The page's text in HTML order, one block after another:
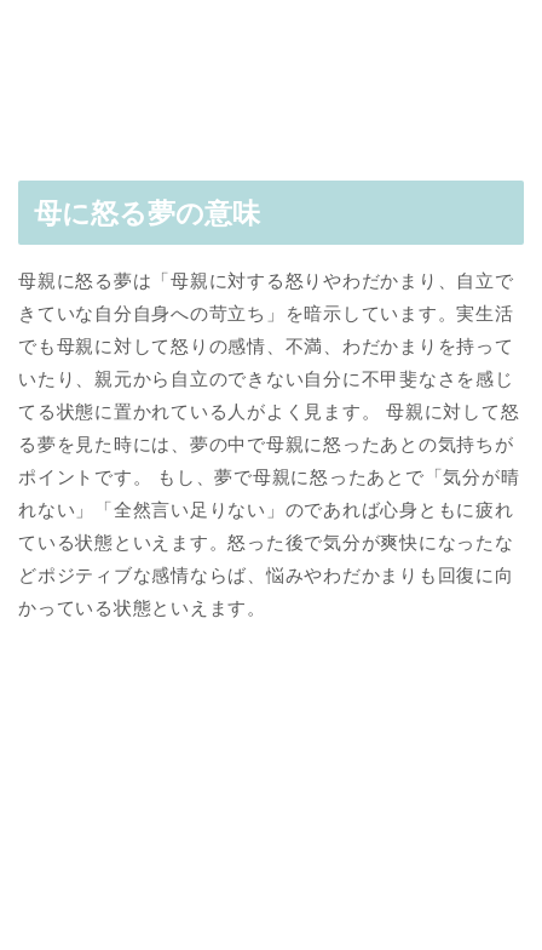
母に怒る夢の意味
母親に怒る夢は「母親に対する怒りやわだかまり、自立で
きていな自分自身への苛立ち」を暗示しています。実生活
でも母親に対して怒りの感情、不満、わだかまりを持って
いたり、親元から自立のできない自分に不甲斐なさを感じ
てる状態に置かれている人がよく見ます。 母親に対して怒
る夢を見た時には、夢の中で母親に怒ったあとの気持ちが
ポイントです。 もし、夢で母親に怒ったあとで「気分が晴
れない」「全然言い足りない」のであれば心身ともに疲れ
ている状態といえます。怒った後で気分が爽快になったな
どポジティブな感情ならば、悩みやわだかまりも回復に向
かっている状態といえます。